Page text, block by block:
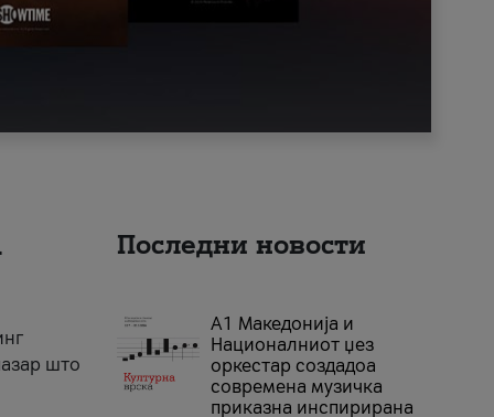
што
Последни новости
А1 Македонија и
Националниот џез
оркестар создадоа
современа музичка
приказна инспирирана